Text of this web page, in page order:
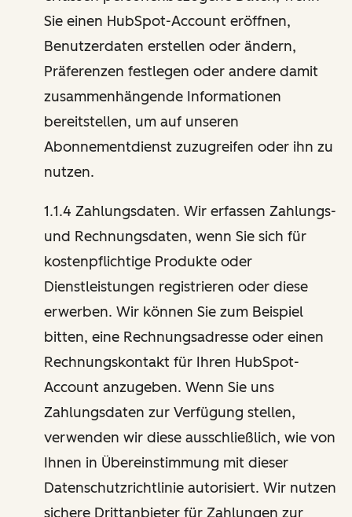
Sie einen HubSpot-Account eröffnen,
Benutzerdaten erstellen oder ändern,
Präferenzen festlegen oder andere damit
zusammenhängende Informationen
bereitstellen, um auf unseren
Abonnementdienst zuzugreifen oder ihn zu
nutzen.
1.1.4 Zahlungsdaten. Wir erfassen Zahlungs-
und Rechnungsdaten, wenn Sie sich für
kostenpflichtige Produkte oder
Dienstleistungen registrieren oder diese
erwerben. Wir können Sie zum Beispiel
bitten, eine Rechnungsadresse oder einen
Rechnungskontakt für Ihren HubSpot-
Account anzugeben. Wenn Sie uns
Zahlungsdaten zur Verfügung stellen,
verwenden wir diese ausschließlich, wie von
Ihnen in Übereinstimmung mit dieser
Datenschutzrichtlinie autorisiert. Wir nutzen
sichere Drittanbieter für Zahlungen zur